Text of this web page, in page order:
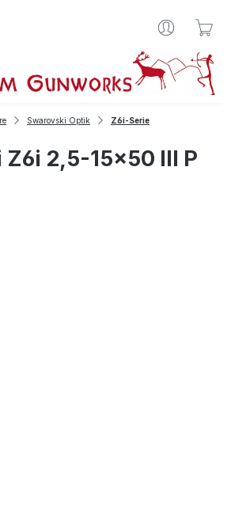
Swarovski Optik Z6i-Serie
2,5-15x50 III P